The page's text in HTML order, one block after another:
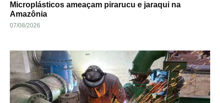
Microplásticos ameaçam pirarucu e jaraqui na
Amazônia
07/08/2026